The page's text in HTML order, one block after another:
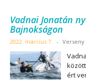
Vadnai Jonatán
Bajnokságon
2022. március 7. - Verseny
ért